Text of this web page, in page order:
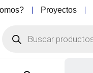
Proyectos